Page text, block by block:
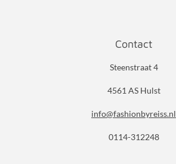
Contact
Steenstraat 4
4561 AS Hulst
info@fashionbyreiss.nl
0114-312248